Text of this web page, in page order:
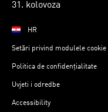
31. kolovoza
HR
Setări privind modulele cookie
Politica de confidențialitate
Uvjeti i odredbe
Accessibility